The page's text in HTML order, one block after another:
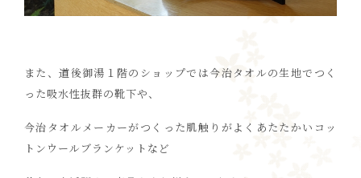
また、道後御湯１階のショップでは今治タオルの生地でつく
った吸水性抜群の靴下や、
今治タオルメーカーがつくった肌触りがよくあたたかいコッ
トンウールブランケットなど